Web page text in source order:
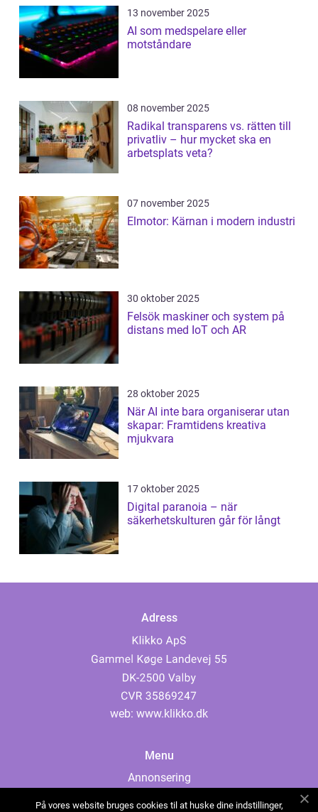
13 november 2025
AI som medspelare eller
motståndare
08 november 2025
Radikal transparens vs. rätten till
privatliv – hur mycket ska en
arbetsplats veta?
07 november 2025
Elmotor: Kärnan i modern industri
30 oktober 2025
Felsök maskiner och system på
distans med IoT och AR
28 oktober 2025
När AI inte bara organiserar utan
skapar: Framtidens kreativa
mjukvara
17 oktober 2025
Digital paranoia – när
säkerhetskulturen går för långt
Adress
web: www.klikko.dk
Menu
Annonsering
På vores website bruges cookies til at huske dine indstillinger,